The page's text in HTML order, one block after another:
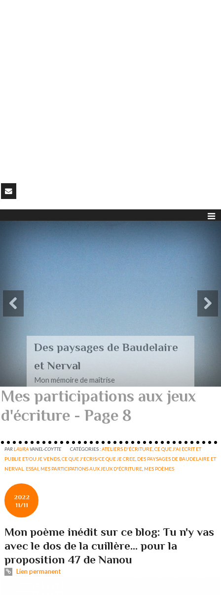
Des paysages de Baudelaire
et Nerval
Mon mémoire de maîtrise
Mes participations aux jeux
d'écriture - Page 8
PARLAURAVANEL-COYTTE CATÉGORIES :ATELIERS D'ÉCRITURE ,CE QUE J'AI ECRIT ET
PUBLIE ET/OU JE VENDS ,CE QUE J'ECRIS/CE QUE JE CREE DES PAYSAGES DE BAUDELAIRE ET
NERVAL. ESSAI MES PARTICIPATIONS AUX JEUX D'ÉCRITURE MES POÈMES
2022
11/11
Mon poème inédit sur ce blog: Tu n'y vas
avec le dos de la cuillère... pour la
proposition 47 de Nanou
Lien permanent